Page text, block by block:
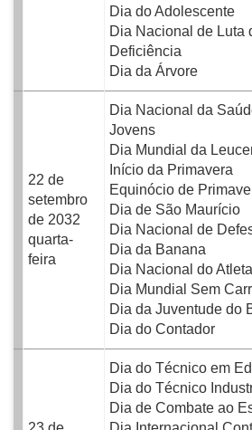
Dia do Adolescente
Dia Nacional de Luta
Deficiência
Dia da Árvore
22 de
setembro
de 2032
quarta-
feira
Dia Nacional da
Jovens
Dia Mundial da
Início da Primavera
Equinócio de
Dia de São Maurício
Dia Nacional de
Dia da Banana
Dia Nacional do
Dia Mundial Sem
Dia da Juventude do
Dia do Contador
Dia do Técnico em
Dia do Técnico
Dia de Combate ao